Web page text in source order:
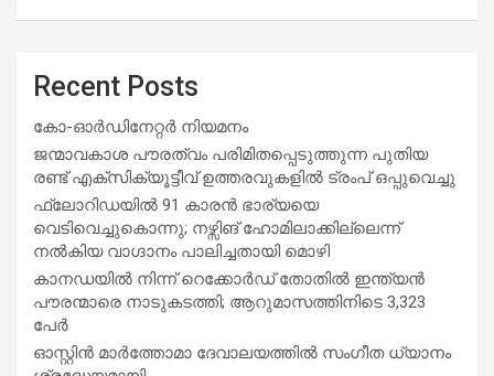
Recent Posts
കോ-ഓർഡിനേറ്റർ നിയമനം
ജന്മാവകാശ പൗരത്വം പരിമിതപ്പെടുത്തുന്ന പുതിയ
രണ്ട് എക്സിക്യൂട്ടീവ് ഉത്തരവുകളിൽ ട്രംപ് ഒപ്പുവെച്ചു
ഫ്ലോറിഡയിൽ 91 കാരൻ ഭാര്യയെ
വെടിവെച്ചുകൊന്നു; നഴ്സിങ് ഹോമിലാക്കില്ലെന്ന്
നൽകിയ വാഗ്ദാനം പാലിച്ചതായി മൊഴി
കാനഡയിൽ നിന്ന് റെക്കോർഡ് തോതിൽ ഇന്ത്യൻ
പൗരന്മാരെ നാടുകടത്തി; ആറുമാസത്തിനിടെ 3,323
പേർ
ഓസ്റ്റിൻ മാർത്തോമാ ദേവാലയത്തിൽ സംഗീത ധ്യാനം